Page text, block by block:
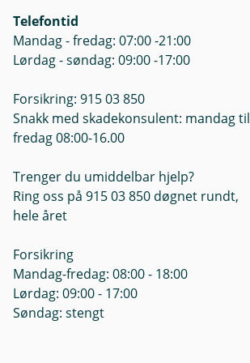
Telefontid
Mandag - fredag: 07:00 -21:00
Lørdag - søndag: 09:00 -17:00
Forsikring: 915 03 850
Snakk med skadekonsulent: mandag til
fredag 08:00-16.00
Trenger du umiddelbar hjelp?
Ring oss på 915 03 850 døgnet rundt,
hele året
Forsikring
Mandag-fredag: 08:00 - 18:00
Lørdag: 09:00 - 17:00
Søndag: stengt